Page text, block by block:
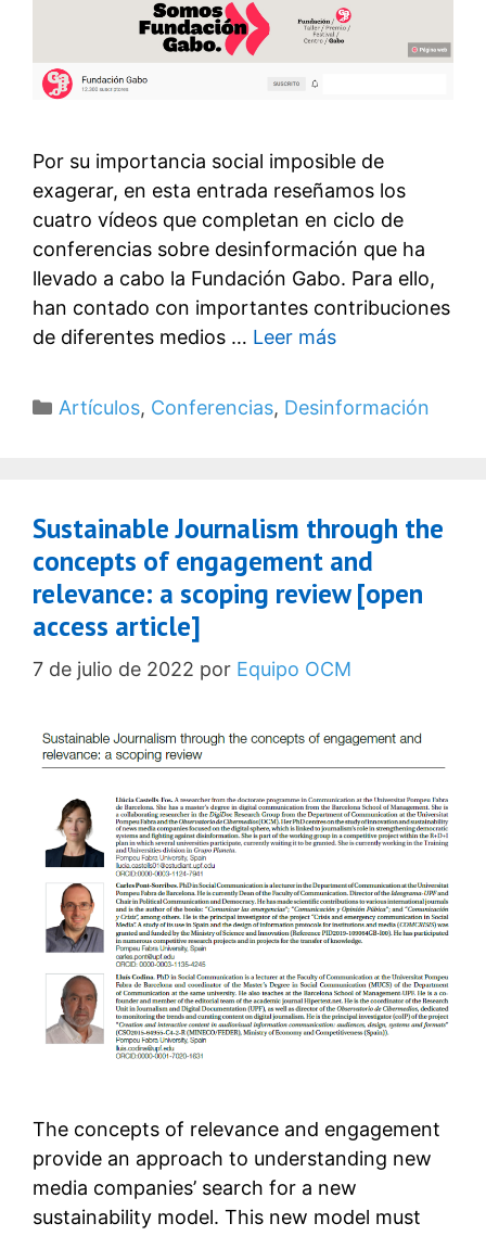
Por su importancia social imposible de
exagerar, en esta entrada reseñamos los
cuatro vídeos que completan en ciclo de
conferencias sobre desinformación que ha
llevado a cabo la Fundación Gabo. Para ello,
han contado con importantes contribuciones
de diferentes medios … Leer más
Categorías
Artículos, Conferencias, Desinformación
Sustainable Journalism through the
concepts of engagement and
relevance: a scoping review [open
access article]
7 de julio de 2022 por Equipo OCM
The concepts of relevance and engagement
provide an approach to understanding new
media companies’ search for a new
sustainability model. This new model must